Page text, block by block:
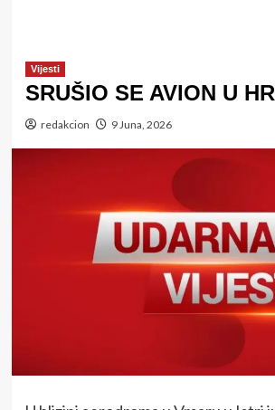
Vijesti
SRUŠIO SE AVION U
redakcion 9 Juna, 2026